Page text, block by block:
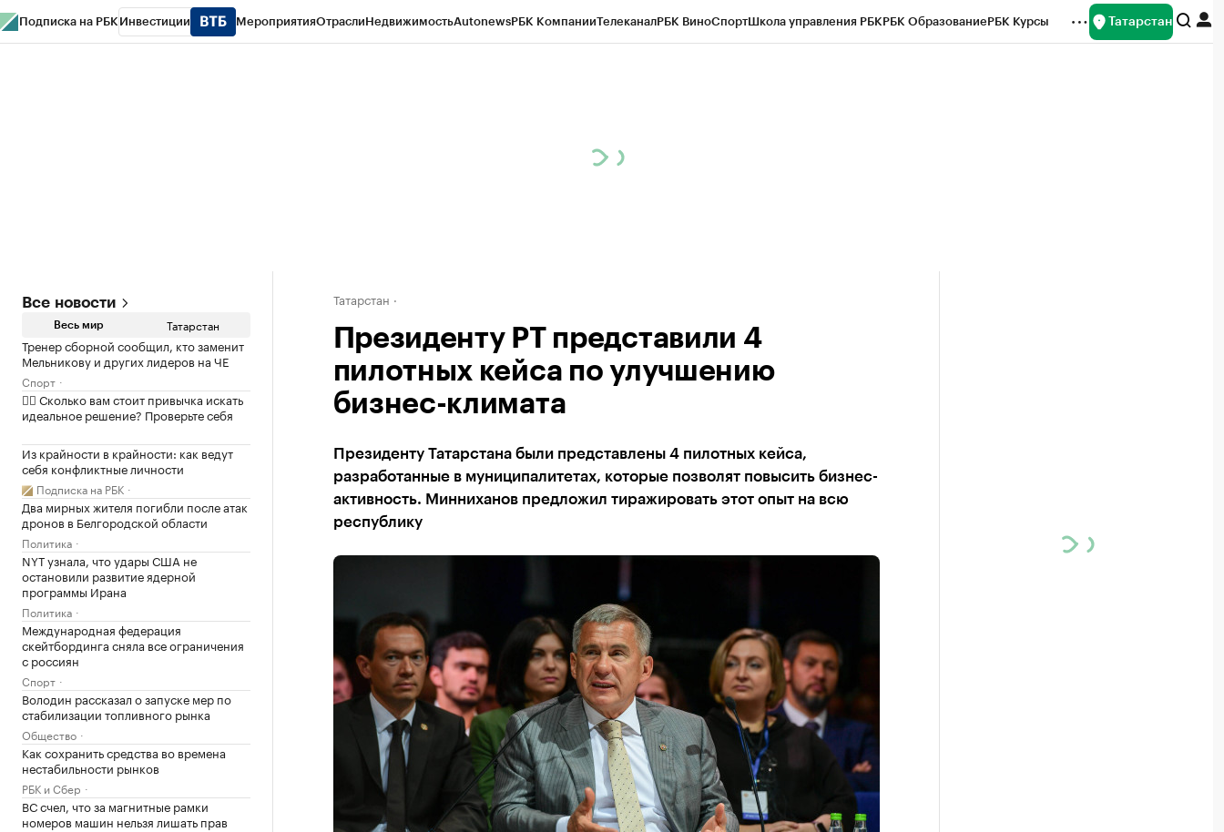
Подписка на РБК Инвестиции МероприятияОтраслиНедвижимостьAutonewsРБК КомпанииТелеканалРБК ВиноСпортШкола управления РБКРБК ОбразованиеРБК Курсы Татарстан
Все новости
Весь мир Татарстан
Тренер сборной сообщил, кто заменит
Мельникову и других лидеров на ЧЕ
Спорт
✍🏻 Сколько вам стоит привычка искать
идеальное решение? Проверьте себя
Из крайности в крайности: как ведут
себя конфликтные личности
Подписка на РБК
Два мирных жителя погибли после атак
дронов в Белгородской области
Политика
NYT узнала, что удары США не
остановили развитие ядерной
программы Ирана
Политика
Международная федерация
скейтбординга сняла все ограничения
с россиян
Спорт
Володин рассказал о запуске мер по
стабилизации топливного рынка
Общество
Как сохранить средства во времена
нестабильности рынков
РБК и Сбер
ВС счел, что за магнитные рамки
номеров машин нельзя лишать прав
Татарстан
Президенту РТ представили 4
пилотных кейса по улучшению
бизнес-климата
Президенту Татарстана были представлены 4 пилотных кейса,
разработанные в муниципалитетах, которые позволят повысить бизнес-
активность. Минниханов предложил тиражировать этот опыт на всю
республику